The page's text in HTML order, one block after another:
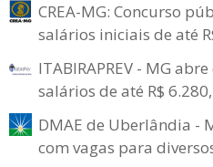
CREA-MG: Concurso
salários iniciais de até
ITABIRAPREV - MG
salários de até R$
DMAE de Uberlândia -
com vagas para